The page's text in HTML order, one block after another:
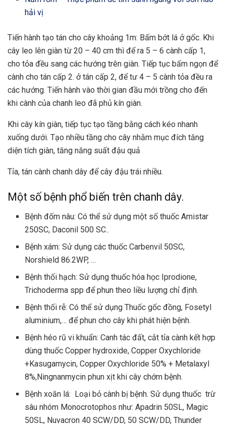
hải vị
Tiến hành tạo tán cho cây khoảng 1m: Bấm bớt lá ở gốc. Khi
cây leo lên giàn từ 20 – 40 cm thì để ra 5 – 6 cành cấp 1,
cho tỏa đều sang các hướng trên giàn. Tiếp tục bấm ngọn để
cành cho tán cấp 2. ở tán cấp 2, để tư 4 – 5 cành tỏa đều ra
các hướng. Tiến hành vào thời gian đầu mới trồng cho đến
khi cành của chanh leo đã phủ kín giàn.
Khi cây kín giàn, tiếp tục tạo tầng bằng cách kéo nhanh
xuống dưới. Tạo nhiều tầng cho cây nhằm mục đích tăng
diện tích giàn, tăng năng suất đậu quả
Tỉa, tán cành chanh dây để cây đậu trái nhiều.
Một số bệnh phổ biến trên chanh dây.
Bệnh đốm nâu: Có thể sử dụng một số thuốc Amistar
250SC, Daconil 500 SC..
Bệnh xám: Sử dụng các thuốc Carbenvil 50SC,
Norshield 86.2WP, …
Bệnh thối hạch: Sử dụng thuốc hóa học Iprodione,
Trichoderma spp để phun theo liều lượng chỉ định.
Bệnh thối rễ: Có thể sử dụng Thuốc gốc đồng, Fosetyl
aluminium,… để phun cho cây khi phát hiện bệnh.
Bệnh héo rũ vi khuẩn: Canh tác đất, cắt tỉa cành kết hợp
dùng thuốc Copper hydroxide, Copper Oxychloride
+Kasugamycin, Copper Oxychloride 50% + Metalaxyl
8%,Ningnanmycin phun xịt khi cây chớm bệnh.
Bệnh xoăn lá: Loại bỏ cành bị bệnh. Sử dụng thuốc trừ
sâu nhóm Monocrotophos như: Apadrin 50SL, Magic
50SL, Nuvacron 40 SCW/DD, 50 SCW/DD, Thunder